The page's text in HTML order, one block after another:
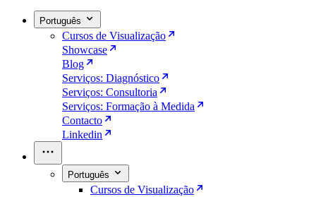
Português
Cursos de Visualização
Showcase
Blog
Serviços: Diagnóstico
Serviços: Consultoria
Serviços: Formação à Medida
Contacto
Linkedin
Português
Cursos de Visualização